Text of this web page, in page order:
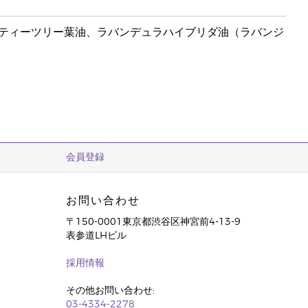
ィーツリー葉油、ラバンデュラハイブリダ油（ラバンジ
会員登録
お問い合わせ
〒150-0001東京都渋谷区神宮前4-13-9
表参道LHビル
採用情報
その他お問い合わせ:
03-4334-2278